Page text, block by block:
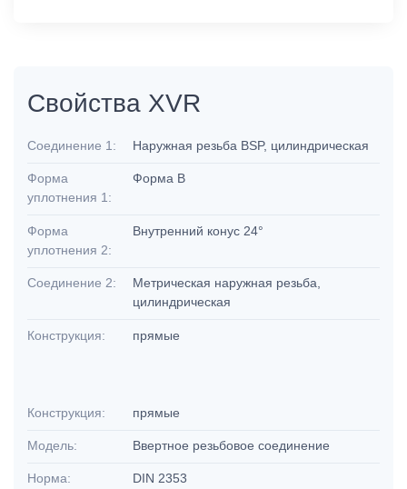
Свойства XVR
Соединение 1: Наружная резьба BSP, цилиндрическая
Форма
уплотнения 1:
Форма B
Форма
уплотнения 2:
Внутренний конус 24°
Соединение 2:
Метрическая наружная резьба,
цилиндрическая
Конструкция: прямые
Конструкция: прямые
Модель: Ввертное резьбовое соединение
Норма:
DIN 2353